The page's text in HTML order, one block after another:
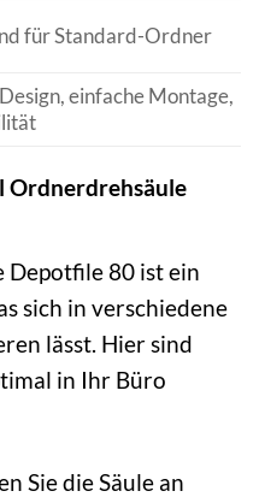
für Standard-Ordner
einfache Montage,
Ordnerdrehsäule
80 ist ein
sich in verschiedene
lässt. Hier sind
in Ihr Büro
Sie die Säule an